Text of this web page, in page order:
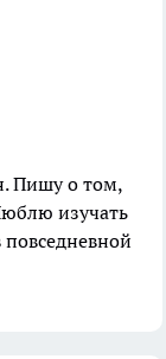
Пишу о том,
изучать